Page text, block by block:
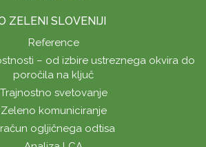
ZELENI SLOVENIJI
Reference
– od izbire ustreznega okvira do
poročila na ključ
Trajnostno svetovanje
Zeleno komuniciranje
ogljičnega odtisa